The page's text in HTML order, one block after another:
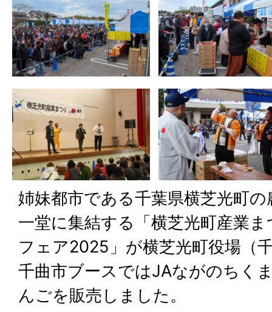
姉妹都市である千葉県横芝光町
一堂に集結する「横芝光町産業
フェア2025」が横芝光町役場（
千曲市ブースではJAながのちく
んごを販売しました。